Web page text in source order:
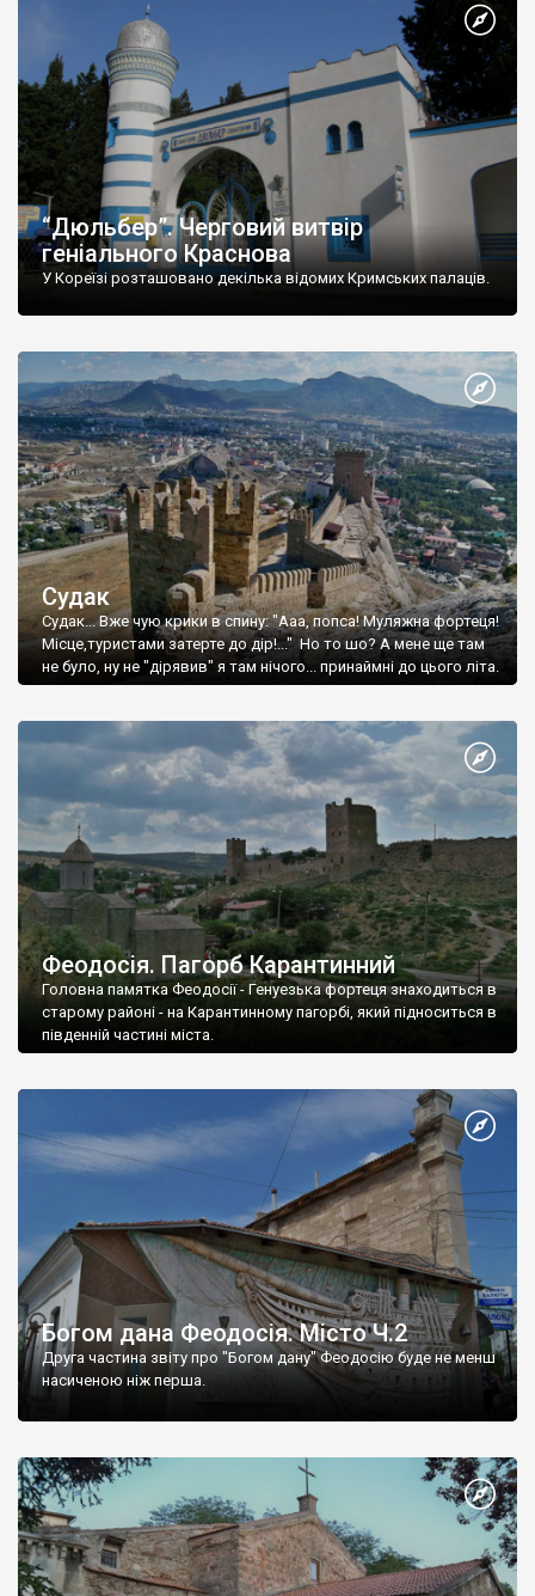
“Дюльбер”. Черговий витвір
геніального Краснова
У Кореїзі розташовано декілька відомих Кримських палаців.
Судак
Судак... Вже чую крики в спину: "Ааа, попса! Муляжна фортеця!
Місце,туристами затерте до дір!..." Но то шо? А мене ще там
не було, ну не "дірявив" я там нічого... принаймні до цього літа.
Феодосія. Пагорб Карантинний
Головна памятка Феодосії - Генуезька фортеця знаходиться в
старому районі - на Карантинному пагорбі, який підноситься в
південній частині міста.
Богом дана Феодосія. Місто Ч.2
Друга частина звіту про "Богом дану" Феодосію буде не менш
насиченою ніж перша.